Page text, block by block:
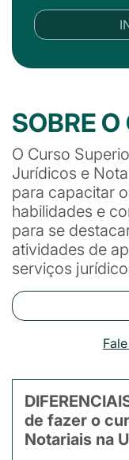
SOBRE O
O Curso
Jurídicos e
para capacitar
habilidades e
para se
atividades de
serviços
de fazer o
Notariais na